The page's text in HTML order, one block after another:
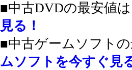
■中古DVDの最安値は
見る！
■中古ゲームソフト
ムソフトを今すぐ見